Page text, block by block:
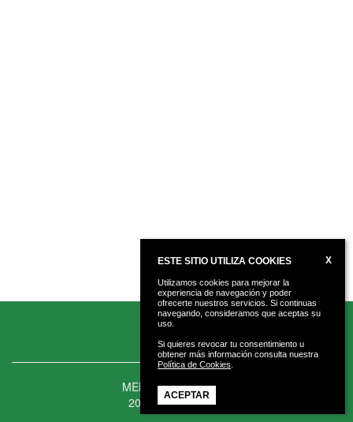
MENDAROKO UDALA
20850 · MENDARO
ESTE SITIO UTILIZA COOKIES X
Utilizamos cookies para mejorar la
experiencia de navegación y poder
ofrecerte nuestros servicios. Si continuas
navegando, consideramos que aceptas su
uso.
Si quieres revocar tu consentimiento u
obtener más información consulta nuestra
Política de Cookies
ACEPTAR